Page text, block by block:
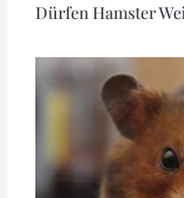
Dürfen Hamster